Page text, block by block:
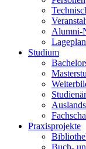
Alumni-
Lageplan
Studium
Praxisprojekte
Buch-